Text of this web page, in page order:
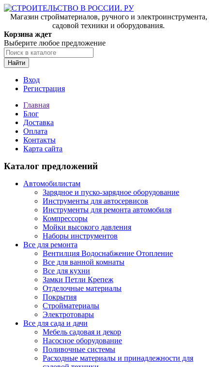
Магазин стройматериалов, ручного и электроинструмента,
садовой техники и оборудования.
Корзина ждет
Выберите любое предложение
Найти
Вход
Регистрация
Главная
Блог
Доставка
Оплата
Контакты
Карта сайта
Каталог предложений
Автомобилистам
Зарядное и пуско-зарядное оборудование
Инструменты для автосервисов
Инструменты для ремонта автомобиля
Компрессоры
Мойки высокого давления
Наборы инструментов
Все для ремонта
Вентилция Водоснабжение Отопление
Все для ванной комнаты
Все для кухни
Замки Петли Крепеж
Отделочные материалы
Покрытия
Стройматериалы
Электротовары
Все для сада и дачи
Мебель садовая и декор
Насосное оборудование
Поливочные системы
Расходные материалы и принадлежности для